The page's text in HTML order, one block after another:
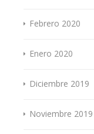
Febrero 2020
Enero 2020
Diciembre 2019
Noviembre 2019